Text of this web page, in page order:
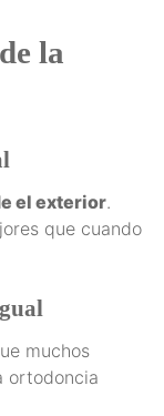
la
el exterior.
que cuando
muchos
ortodoncia